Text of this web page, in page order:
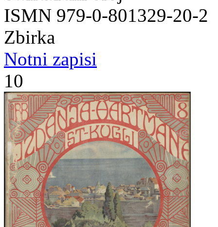
ISMN 979-0-801329-20-2
Zbirka
Notni zapisi
10